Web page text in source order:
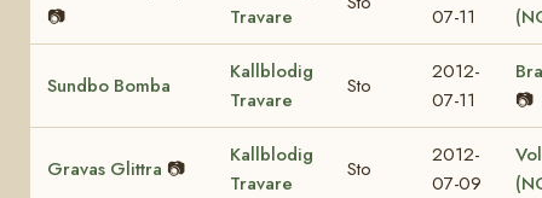
📷
Travare
07-11
Sundbo Bomba
Kallblodig
Travare
Sto
2012-
07-11
📷
Gravas Glittra 📷
Kallblodig
Travare
Sto
2012-
07-09